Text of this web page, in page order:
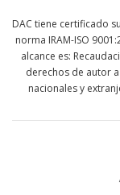
DAC tiene certificado
norma IRAM-ISO
alcance es:
derechos de autor
nacionales y